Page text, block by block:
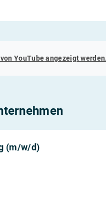
vonYouTubeangezeigt werden.
(m/w/d)